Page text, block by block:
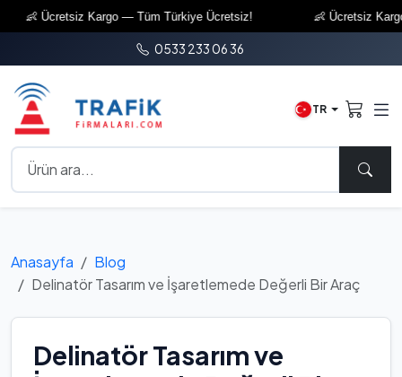
👶 Ücretsiz Kargo — Tüm Türkiye Ücretsiz! 👶 Ücretsiz Kargo
0533 233 06 36
TR
Anasayfa
Blog
Delinatör Tasarım ve İşaretlemede Değerli Bir Araç
Delinatör Tasarım ve